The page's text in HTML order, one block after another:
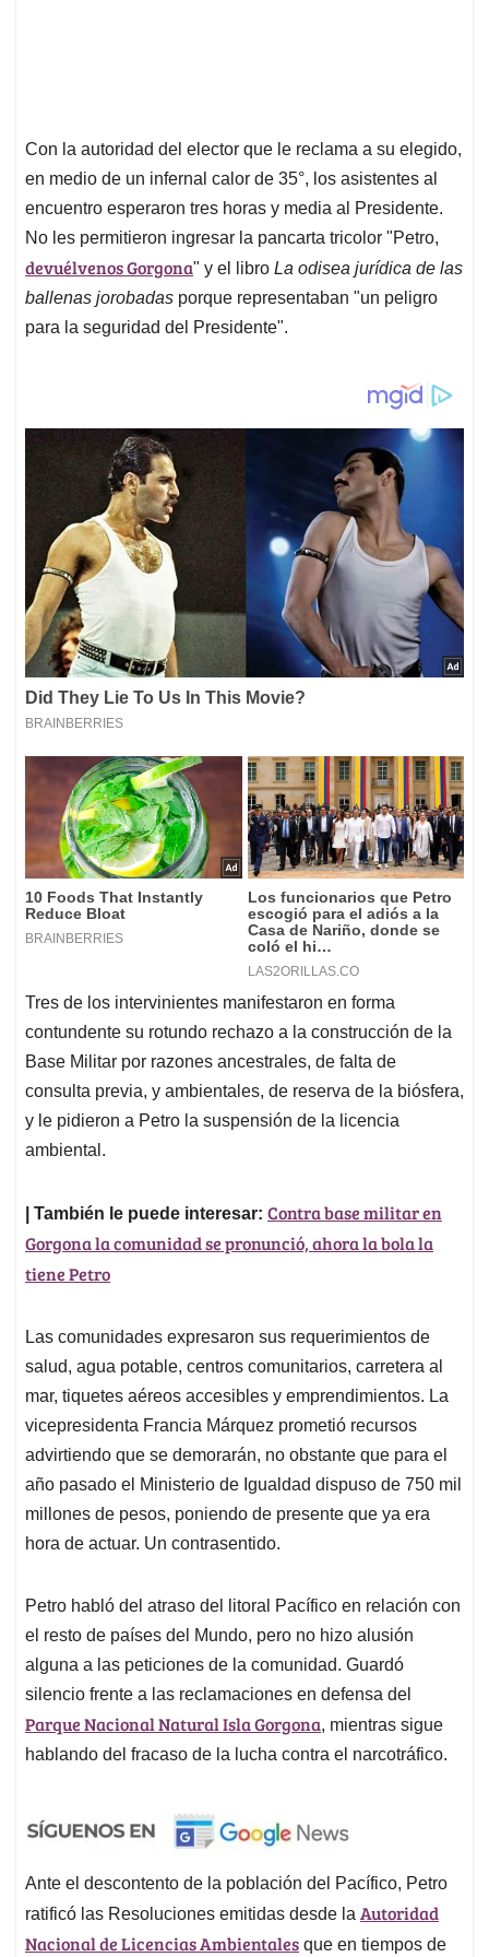
Con la autoridad del elector que le reclama a su elegido,
en medio de un infernal calor de 35°, los asistentes al
encuentro esperaron tres horas y media al Presidente.
No les permitieron ingresar la pancarta tricolor "Petro,
devuélvenos Gorgona" y el libro La odisea jurídica de las
ballenas jorobadas porque representaban "un peligro
para la seguridad del Presidente".
Tres de los intervinientes manifestaron en forma
contundente su rotundo rechazo a la construcción de la
Base Militar por razones ancestrales, de falta de
consulta previa, y ambientales, de reserva de la biósfera,
y le pidieron a Petro la suspensión de la licencia
ambiental.
| También le puede interesar: Contra base militar en
Gorgona la comunidad se pronunció, ahora la bola la
tiene Petro
Las comunidades expresaron sus requerimientos de
salud, agua potable, centros comunitarios, carretera al
mar, tiquetes aéreos accesibles y emprendimientos. La
vicepresidenta Francia Márquez prometió recursos
advirtiendo que se demorarán, no obstante que para el
año pasado el Ministerio de Igualdad dispuso de 750 mil
millones de pesos, poniendo de presente que ya era
hora de actuar. Un contrasentido.
Petro habló del atraso del litoral Pacífico en relación con
el resto de países del Mundo, pero no hizo alusión
alguna a las peticiones de la comunidad. Guardó
silencio frente a las reclamaciones en defensa del
Parque Nacional Natural Isla Gorgona, mientras sigue
hablando del fracaso de la lucha contra el narcotráfico.
Ante el descontento de la población del Pacífico, Petro
ratificó las Resoluciones emitidas desde la Autoridad
Nacional de Licencias Ambientales que en tiempos de